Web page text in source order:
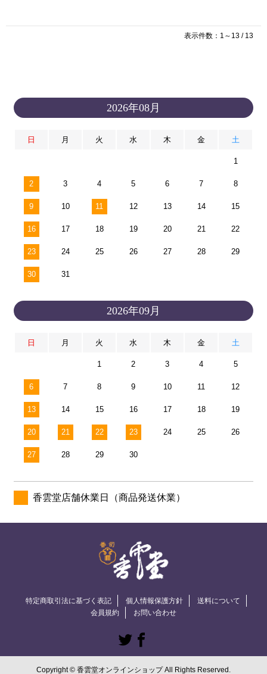
表示件数：1～13 / 13
2026年08月
日 月 火 水 木 金 土
1
2 3 4 5 6 7 8
9 10 11 12 13 14 15
16 17 18 19 20 21 22
23 24 25 26 27 28 29
30 31
2026年09月
日 月 火 水 木 金 土
1 2 3 4 5
6 7 8 9 10 11 12
13 14 15 16 17 18 19
20 21 22 23 24 25 26
27 28 29 30
香雲堂店舗休業日（商品発送休業）
特定商取引法に基づく表記 個人情報保護方針
送料について
会員規約
お問い合わせ
Copyright © 香雲堂オンラインショップ All Rights Reserved.